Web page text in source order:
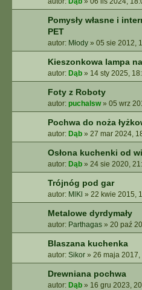
E
Pomysły własne i
PET
autor: Młody » 05 sie 2012,
Kieszonkowa lampa
autor: Dąb » 14 sty 2025,
Foty z Roboty
autor: puchalsw» 05 wrz
Pochwa do noża
autor: Dąb » 27 mar 2024,
Osłona kuchenki od
autor: Dąb » 24 sie 2020,
Trójnóg pod gar
autor: MlKl » 22 kwie 2015,
Metalowe dyrdymały
autor: Parthagas » 20 paź
Blaszana kuchenka
autor: Sikor » 26 maja 2017,
Drewniana pochwa
autor: Dąb » 16 gru 2023,